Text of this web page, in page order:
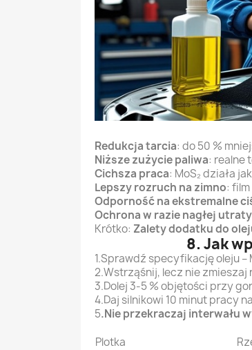
Redukcja tarcia: do 50 %
Niższe zużycie paliwa: realne
Cichsza praca: MoS₂ działa
Lepszy rozruch na zimno:
Odporność na ekstremalne
Ochrona w razie nagłej
Krótko: Zalety dodatku do
8. Jak
1.Sprawdź specyfikację oleju
2.Wstrząśnij, lecz nie zmieszaj
3.Dolej 3-5 % objętości przy
4.Daj silnikowi 10 minut pracy
5.Nie przekraczaj interwału
Plotka